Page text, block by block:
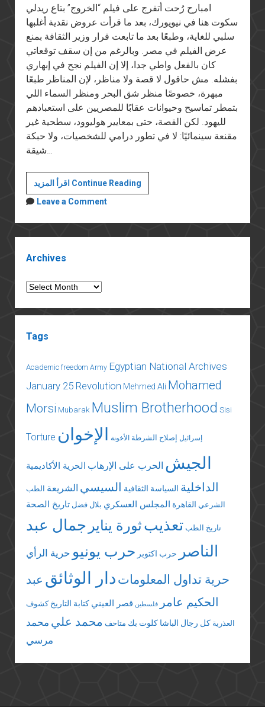
امبارح رُحت أتفرج على فيلم “الخروج” بتاع ريدلي
سكوت هنا في نيويورك، بعد ما قرأت عروض نقدية أغلبها
سلبي للغاية، وطبعًا بعد ما تابعت قرار وزير الثقافة بمنع
عرض الفيلم في مصر. وبالرغم من إن سقف توقعاتي
كان بالفعل واطي جدا، إلا إن الفيلم نجح في إبهاري
بفشله. مش حاقول لا قصة ولا مناظر، لإن المناظر طبعًا
مبهرة، خصوصًا منظر شق البحر ومنظر السماء اللي
بتمطر تماسيح وحيوانات عقابًا للمصريين على استعبادهم
لليهود. لكن القصة، حتى بمعايير هوليوود، سطحية غير
مقنعة سينمائيًا: لا في تطور درامي للشخصيات، ولا حبكة
شيقة…
اقرأ المزيد Continue Readingخواطر
بالعامية:
أسباب
للاعتراض
الخروج
Leave a Comment
Archives
Archives
Tags
Academic freedom Army Egyptian National Archives
January 25 Revolution Mehmed Ali Mohamed
Morsi Mubarak Muslim Brotherhood Sisi
Torture إسرائيل إصلاح الشرطة الأخونة الإخوان
الجيش الحرب على الإرهاب الحرية الأكاديمية
الداخلية السياسة الثقافية السيسي الشريعة الطب
الشرعي القاهرة المجلس العسكري بلال فضل تاريخ الصحة
تاريخ الطب تعذيبثورة يناير جمال عبد
الناصر
حرب اكتوبر حرب يونيو حرية الرأي
حرية تداول المعلومات دار الوثائق عبد
الحكيم عامر
فلسطين قصر العيني كتابة التاريخ كشوف
العذرية كل رجال الباشا كلوت بك متاحف محمد علي محمد
مرسي